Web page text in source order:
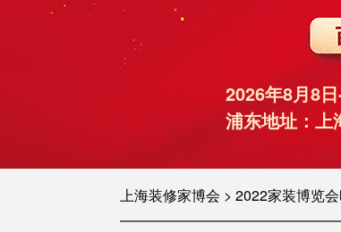
2026年8月8
浦东地址：上
上海装修家博会 > 2022家装博览会